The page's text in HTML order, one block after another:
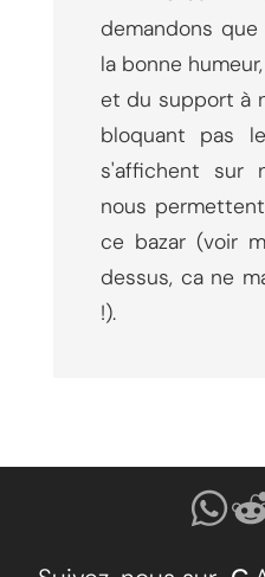
demandons
la bonne
et du support à
bloquant pas
s'affichent sur
nous
ce bazar (voir
dessus, ca ne
!).